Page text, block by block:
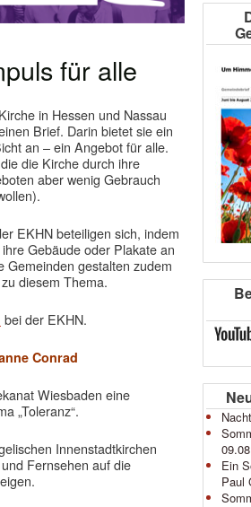
für alle
in Hessen und Nassau
Brief. Darin bietet sie ein
an – ein Angebot für alle.
die Kirche durch ihre
aber wenig Gebrauch
EKHN beteiligen sich, indem
Gebäude oder Plakate an
Gemeinden gestalten zudem
diesem Thema.
bei der EKHN.
Conrad
Wiesbaden eine
„Toleranz“.
Innenstadtkirchen
Fernsehen auf die
Ein
Paul